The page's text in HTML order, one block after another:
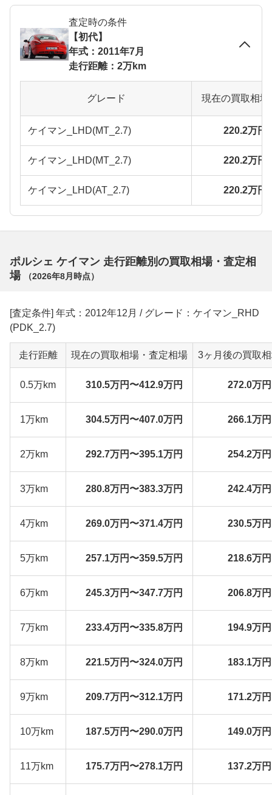
査定時の条件
【初代】
年式：2011年7月
走行距離：2万km
グレード 現在の買取相
ケイマン_LHD(MT_2.7) 220.2万円
ケイマン_LHD(MT_2.7) 220.2万円
ケイマン_LHD(AT_2.7) 220.2万円
ポルシェ ケイマン 走行距離別の買取相場・査定相
場
（2026年8月 時点）
[査定条件] 年式：2012年12月 / グレード：ケイマン_RHD
(PDK_2.7)
走行距離 現在の買取相場・査定相場 3ヶ月後の買取
0.5万km 310.5万円〜412.9万円 272.0万
1万km 304.5万円〜407.0万円 266.1万
2万km 292.7万円〜395.1万円 254.2万
3万km 280.8万円〜383.3万円 242.4万
4万km 269.0万円〜371.4万円 230.5万
5万km 257.1万円〜359.5万円 218.6万
6万km 245.3万円〜347.7万円 206.8万
7万km 233.4万円〜335.8万円 194.9万
8万km 221.5万円〜324.0万円 183.1万
9万km 209.7万円〜312.1万円 171.2万
10万km 187.5万円〜290.0万円 149.0万
11万km 175.7万円〜278.1万円 137.2万